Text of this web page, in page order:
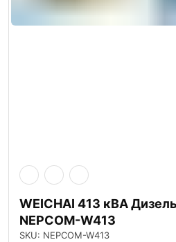
WEICHAI 413 кВА
NEPCOM-W413
SKU: NEPCOM-W413